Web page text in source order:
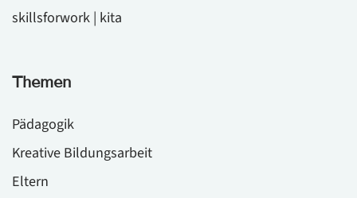
skillsforwork | kita
Themen
Pädagogik
Kreative Bildungsarbeit
Eltern